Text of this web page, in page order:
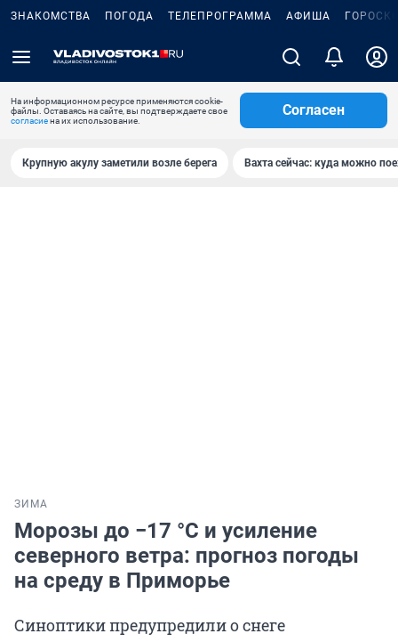
ЗНАКОМСТВА ПОГОДА ТЕЛЕПРОГРАММА АФИША
На информационном ресурсе применяются cookie-
файлы. Оставаясь на сайте, вы подтверждаете свое
согласиена их использование.
Согласен
Крупную акулу заметили возле берега Вахта сейчас: куда можно
ЗИМА
Морозы до −17 °C и усиление
северного ветра: прогноз погоды
на среду в Приморье
Синоптики предупредили о снеге